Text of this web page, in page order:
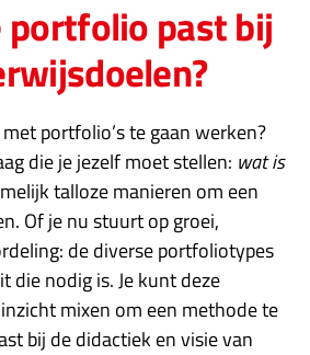
past bij
portfolio’s te gaan werken?
die je jezelf moet stellen: wat is
talloze manieren om een
Of je nu stuurt op groei,
de diverse portfoliotypes
die nodig is. Je kunt deze
mixen om een methode te
bij de didactiek en visie van